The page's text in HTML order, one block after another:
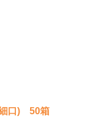
細口) 50箱